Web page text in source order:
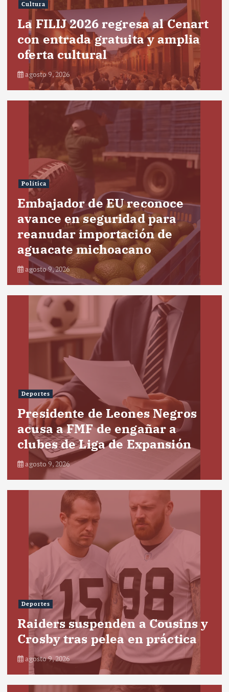
Cultura
La FILIJ 2026 regresa al Cenart
con entrada gratuita y amplia
oferta cultural
agosto 9, 2026
Política
Embajador de EU reconoce
avance en seguridad para
reanudar importación de
aguacate michoacano
agosto 9, 2026
Deportes
Presidente de Leones Negros
acusa a FMF de engañar a
clubes de Liga de Expansión
agosto 9, 2026
Deportes
Raiders suspenden a Cousins y
Crosby tras pelea en práctica
agosto 9, 2026